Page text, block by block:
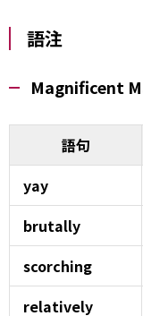
語注
Magnificent
語句
yay
brutally
scorching
relatively